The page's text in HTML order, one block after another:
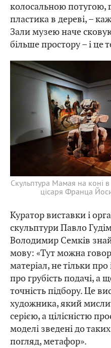
колосальною потугою,
пластика в дереві, –
Зали музею наче
більше простору – і це
Скульптура Мамая на коні
цісаря Франца
Куратор виставки і
скульптури Павло
Володимир Семків
мову: «Тут можна
матеріал, не тільки про
про грубість подачі, а
точність підбору. Це
художника, який
серією, а цілісністю
моделі зведені до
погляд, метафор».